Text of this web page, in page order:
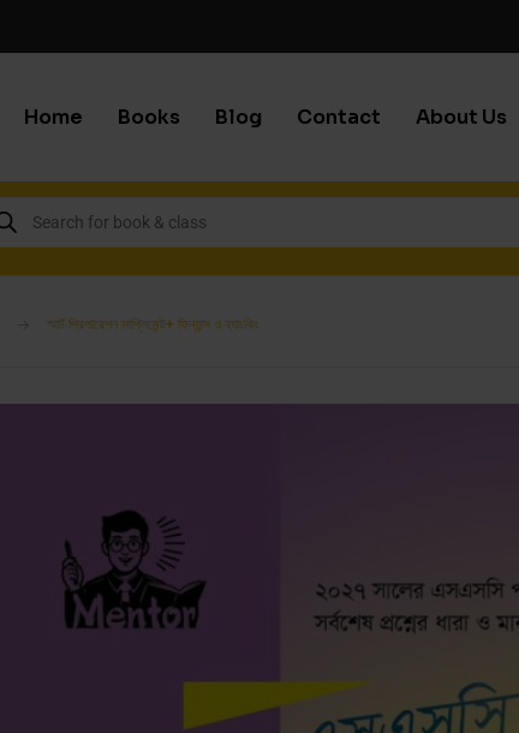
Home Books Blog Contact About Us
স্মার্ট প্রিপারেশন সাপ্লিমেন্ট+ ফিন্যান্স ও ব্যাংকিং